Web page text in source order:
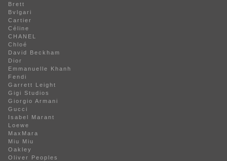
Brett
Bvlgari
Cartier
Céline
CHANEL
Chloé
David Beckham
Dior
Emmanuelle Khanh
Fendi
Garrett Leight
Gigi Studios
Giorgio Armani
Gucci
Isabel Marant
Loewe
MaxMara
Miu Miu
Oakley
Oliver Peoples